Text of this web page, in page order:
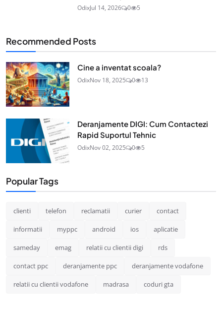
OdixJul 14, 2026 0 5
Recommended Posts
Cine a inventat scoala?
OdixNov 18, 2025 0 13
Deranjamente DIGI: Cum Contactezi
Rapid Suportul Tehnic
OdixNov 02, 2025 0 5
Popular Tags
clienti telefon reclamatii curier contact
informatii myppc android ios aplicatie
sameday emag relatii cu clientii digi rds
contact ppc deranjamente ppc deranjamente vodafone
relatii cu clientii vodafone madrasa coduri gta